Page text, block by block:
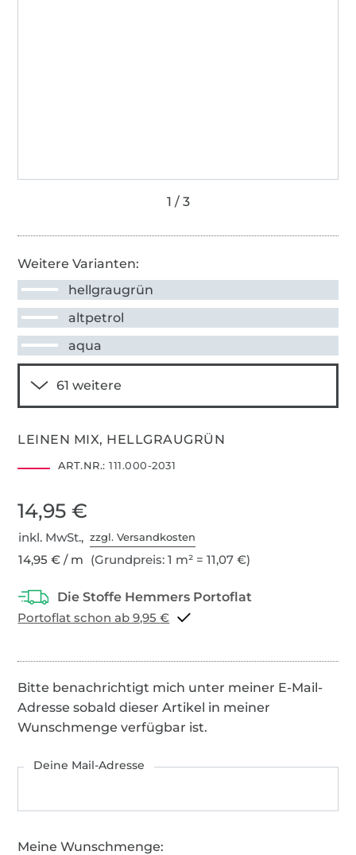
Weitere Varianten:
hellgraugrün
altpetrol
aqua
LEINEN MIX, HELLGRAUGRÜN
ART.NR.: 111.000-2031
14,95 €
inkl. MwSt.,zzgl. Versandkosten
14,95 € / m (Grundpreis: 1 m² = 11,07 €)
Portoflat schon ab 9,95 €
Bitte benachrichtigt mich unter meiner E-Mail-
Adresse sobald dieser Artikel in meiner
Wunschmenge verfügbar ist.
Deine Mail-Adresse
Meine Wunschmenge: